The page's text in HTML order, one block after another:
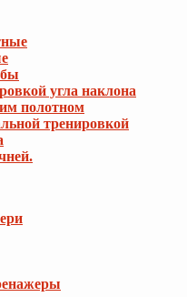
угла наклона
полотном
тренировкой